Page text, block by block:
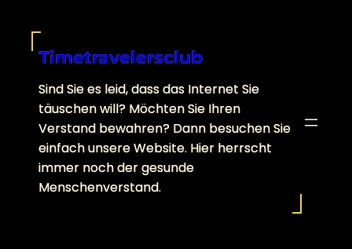
contentTimetravelersclub
Sind Sie es leid, dass das Internet Sie
täuschen will? Möchten Sie Ihren
Verstand bewahren? Dann besuchen Sie
einfach unsere Website. Hier herrscht
immer noch der gesunde
Menschenverstand.